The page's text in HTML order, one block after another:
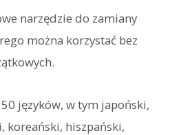
narzędzie do zamiany
można korzystać bez
50 języków, w tym japoński,
koreański, hiszpański,